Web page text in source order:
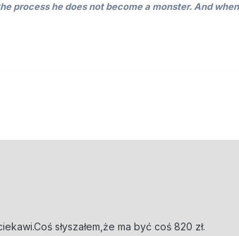
process he does not become a monster. And
słyszałem,że ma być coś 820 zł.